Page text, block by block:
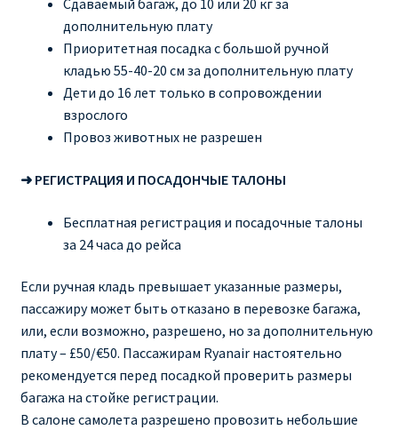
Сдаваемый багаж, до 10 или 20 кг за
дополнительную плату
Приоритетная посадка с большой ручной
кладью 55-40-20 см за дополнительную плату
Дети до 16 лет только в сопровождении
взрослого
Провоз животных не разрешен
➜ РЕГИСТРАЦИЯ И ПОСАДОНЧЫЕ ТАЛОНЫ
Бесплатная регистрация и посадочные талоны
за 24 часа до рейса
Если ручная кладь превышает указанные размеры,
пассажиру может быть отказано в перевозке багажа,
или, если возможно, разрешено, но за дополнительную
плату – £50/€50. Пассажирам Ryanair настоятельно
рекомендуется перед посадкой проверить размеры
багажа на стойке регистрации.
В салоне самолета разрешено провозить небольшие